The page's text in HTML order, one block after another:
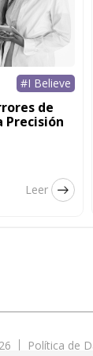
#I Believe
de
Precisión
Leer
Política de